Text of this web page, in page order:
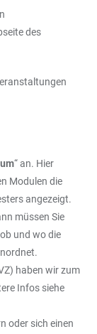
des
“ an. Hier
Modulen die
angezeigt.
müssen Sie
und wo die
haben wir zum
Infos siehe
oder sich einen